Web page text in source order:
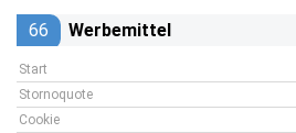
66 Werbemittel
Start
Stornoquote
Cookie